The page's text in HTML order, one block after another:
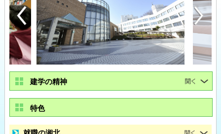
建学の精神
特色